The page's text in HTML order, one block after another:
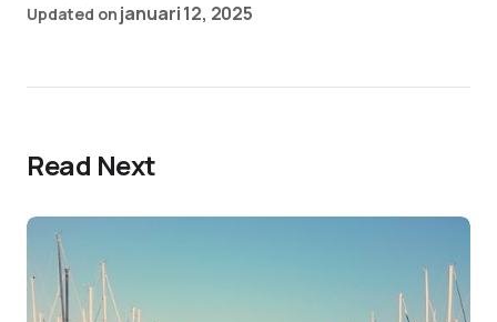
Updated on januari 12, 2025
Read Next